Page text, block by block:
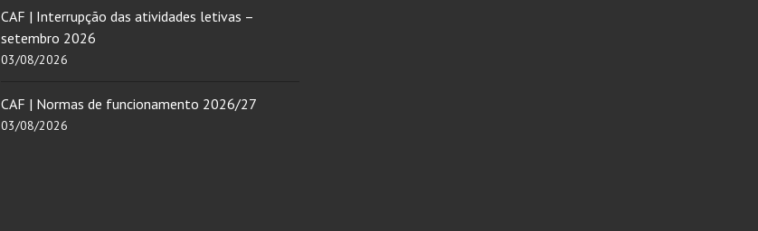
CAF | Interrupção das atividades letivas –
setembro 2026
03/08/2026
CAF | Normas de funcionamento 2026/27
03/08/2026